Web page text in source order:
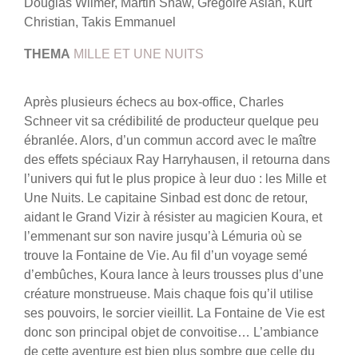
Douglas Wilmer, Martin Shaw, Grégoire Aslan, Kurt
Christian, Takis Emmanuel
THEMA MILLE ET UNE NUITS
Après plusieurs échecs au box-office, Charles
Schneer vit sa crédibilité de producteur quelque peu
ébranlée. Alors, d’un commun accord avec le maître
des effets spéciaux Ray Harryhausen, il retourna dans
l’univers qui fut le plus propice à leur duo : les Mille et
Une Nuits. Le capitaine Sinbad est donc de retour,
aidant le Grand Vizir à résister au magicien Koura, et
l’emmenant sur son navire jusqu’à Lémuria où se
trouve la Fontaine de Vie. Au fil d’un voyage semé
d’embûches, Koura lance à leurs trousses plus d’une
créature monstrueuse. Mais chaque fois qu’il utilise
ses pouvoirs, le sorcier vieillit. La Fontaine de Vie est
donc son principal objet de convoitise… L’ambiance
de cette aventure est bien plus sombre que celle du